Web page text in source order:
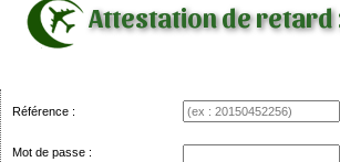
Attestation de retard
Référence :
Mot de passe :